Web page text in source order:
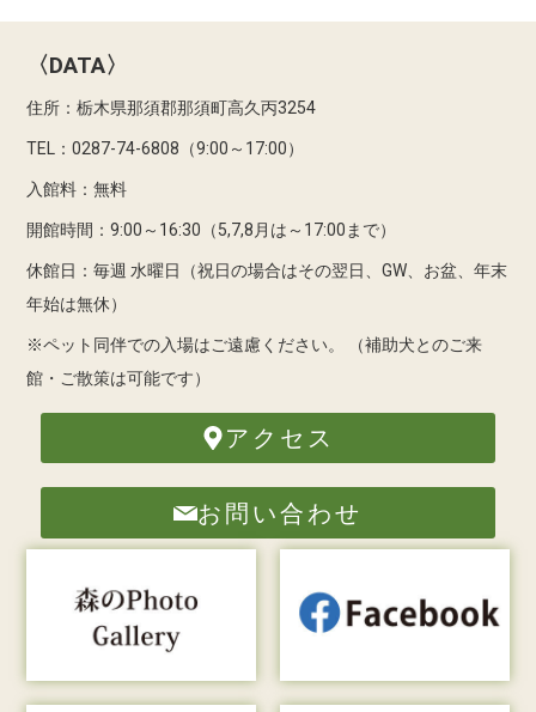
〈DATA〉
住所：栃木県那須郡那須町高久丙3254
TEL：0287-74-6808（9:00～17:00）
入館料：無料
開館時間：9:00～16:30（5,7,8月は～17:00まで）
休館日：毎週 水曜日（祝日の場合はその翌日、GW、お盆、年末
年始は無休）
※ペット同伴での入場はご遠慮ください。
（補助犬とのご来
館・ご散策は可能です）
アクセス
お問い合わせ